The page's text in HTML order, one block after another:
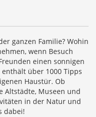
ganzen Familie? Wohin
wenn Besuch
einen sonnigen
über 1000 Tipps
Haustür. Ob
Altstädte, Museen und
in der Natur und
dabei!